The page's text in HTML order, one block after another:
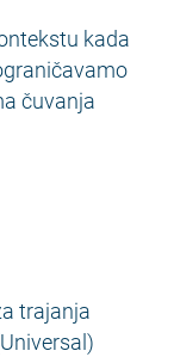
kada
čuvanja
trajanja